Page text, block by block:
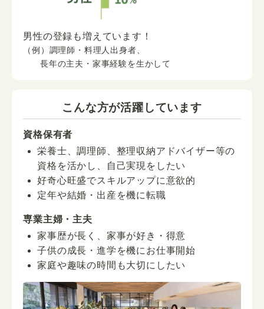
男性の登録も増えています！
（例）調理師・料理人出身者、
長年の主夫・家事経験を生かして
こんな方が活躍しています
資格保有者
栄養士、調理師、整理収納アドバイザー等の
資格を活かし、自己実現をしたい
好奇心旺盛でスキルアップに意欲的
定年や結婚・出産を機に転職
専業主婦・主夫
家事歴が長く、家事が好き・得意
子供の成長・進学を機にお仕事開始
家庭や趣味の時間も大切にしたい